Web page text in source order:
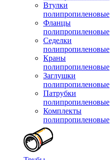
Втулки
полипропиленовые
Фланцы
полипропиленовые
Седелки
полипропиленовые
Краны
полипропиленовые
Заглушки
полипропиленовые
Патрубки
полипропиленовые
Комплекты
полипропиленовые